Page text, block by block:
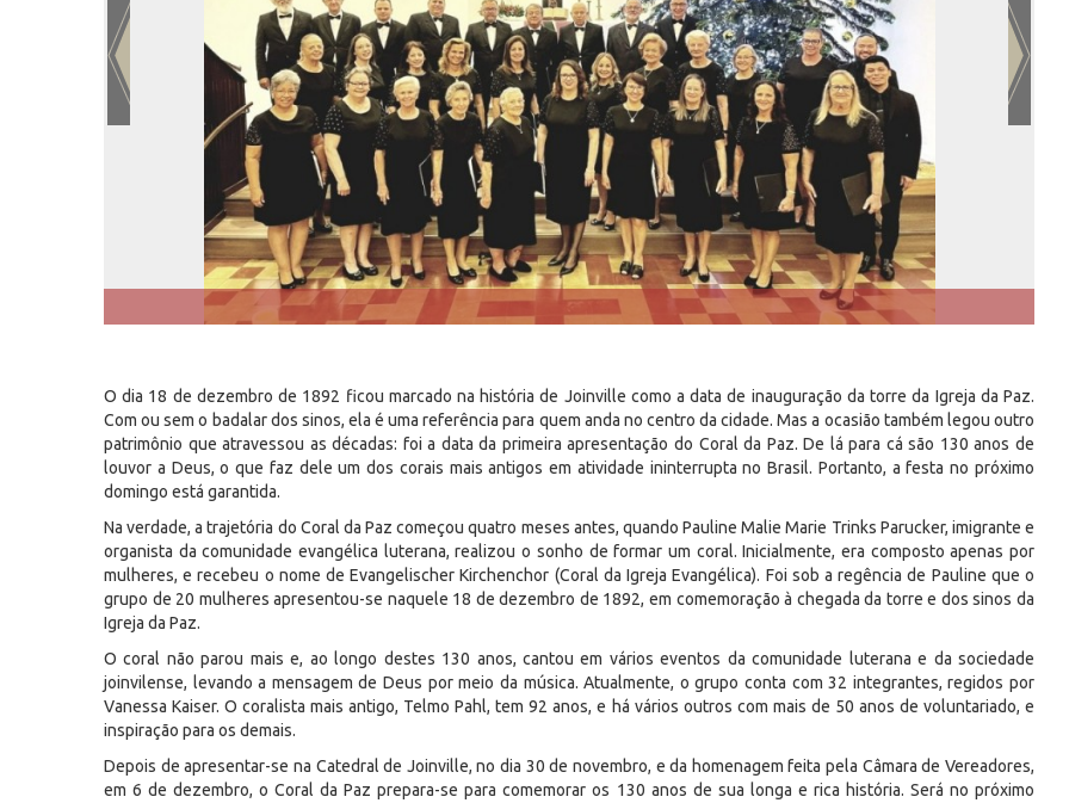
O dia 18 de dezembro de 1892 ficou marcado na história de Joinville como a data de inauguração da torre da Igreja da Paz.
Com ou sem o badalar dos sinos, ela é uma referência para quem anda no centro da cidade. Mas a ocasião também legou outro
patrimônio que atravessou as décadas: foi a data da primeira apresentação do Coral da Paz. De lá para cá são 130 anos de
louvor a Deus, o que faz dele um dos corais mais antigos em atividade ininterrupta no Brasil. Portanto, a festa no próximo
domingo está garantida.
Na verdade, a trajetória do Coral da Paz começou quatro meses antes, quando Pauline Malie Marie Trinks Parucker, imigrante e
organista da comunidade evangélica luterana, realizou o sonho de formar um coral. Inicialmente, era composto apenas por
mulheres, e recebeu o nome de Evangelischer Kirchenchor (Coral da Igreja Evangélica). Foi sob a regência de Pauline que o
grupo de 20 mulheres apresentou-se naquele 18 de dezembro de 1892, em comemoração à chegada da torre e dos sinos da
Igreja da Paz.
O coral não parou mais e, ao longo destes 130 anos, cantou em vários eventos da comunidade luterana e da sociedade
joinvilense, levando a mensagem de Deus por meio da música. Atualmente, o grupo conta com 32 integrantes, regidos por
Vanessa Kaiser. O coralista mais antigo, Telmo Pahl, tem 92 anos, e há vários outros com mais de 50 anos de voluntariado, e
inspiração para os demais.
Depois de apresentar-se na Catedral de Joinville, no dia 30 de novembro, e da homenagem feita pela Câmara de Vereadores,
em 6 de dezembro, o Coral da Paz prepara-se para comemorar os 130 anos de sua longa e rica história. Será no próximo